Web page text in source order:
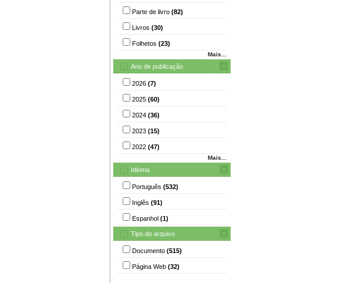
Parte de livro (82)
Livros (30)
Folhetos (23)
Mais...
Ano de publicação
2026 (7)
2025 (60)
2024 (36)
2023 (15)
2022 (47)
Mais...
Idioma
Português (532)
Inglês (91)
Espanhol (1)
Tipo do arquivo
Documento (515)
Página Web (32)